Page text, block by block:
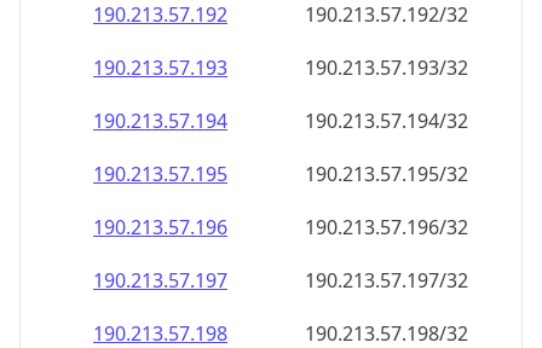
190.213.57.192
190.213.57.192/32
190.213.57.193
190.213.57.193/32
190.213.57.194
190.213.57.194/32
190.213.57.195
190.213.57.195/32
190.213.57.196
190.213.57.196/32
190.213.57.197
190.213.57.197/32
190.213.57.198
190.213.57.198/32